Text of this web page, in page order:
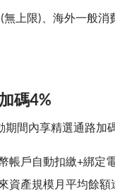
上限)、海外一般消
碼4%
間內享精選通路加
帳戶自動扣繳+綁定
資產規模月平均餘